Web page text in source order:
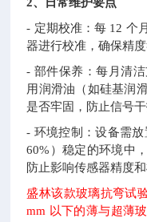
- 定期校准：每 12 个
器进行校准，确保精度
- 部件保养：每月清
用润滑油（如硅基润
是否牢固，防止信号干
- 环境控制：设备需
60%）稳定的环境中
防止影响传感器精度
盛林该款玻璃抗弯试
mm 以下的薄与超薄